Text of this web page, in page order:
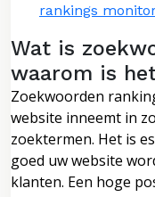
rankings
Wat is
waarom is
Zoekwoorden
website inneemt in
zoektermen. Het is
goed uw website
klanten. Een hoge